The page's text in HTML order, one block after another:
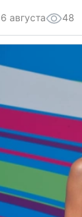
6 августа 48